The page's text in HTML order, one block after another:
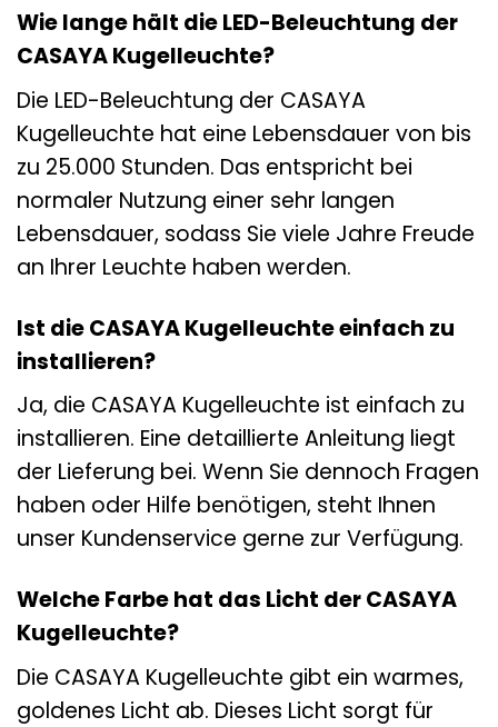
Wie lange hält die LED-Beleuchtung der
CASAYA Kugelleuchte?
Die LED-Beleuchtung der CASAYA
Kugelleuchte hat eine Lebensdauer von bis
zu 25.000 Stunden. Das entspricht bei
normaler Nutzung einer sehr langen
Lebensdauer, sodass Sie viele Jahre Freude
an Ihrer Leuchte haben werden.
Ist die CASAYA Kugelleuchte einfach zu
installieren?
Ja, die CASAYA Kugelleuchte ist einfach zu
installieren. Eine detaillierte Anleitung liegt
der Lieferung bei. Wenn Sie dennoch Fragen
haben oder Hilfe benötigen, steht Ihnen
unser Kundenservice gerne zur Verfügung.
Welche Farbe hat das Licht der CASAYA
Kugelleuchte?
Die CASAYA Kugelleuchte gibt ein warmes,
goldenes Licht ab. Dieses Licht sorgt für